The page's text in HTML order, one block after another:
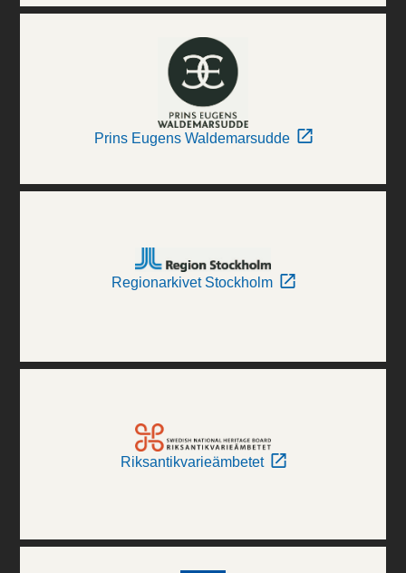
Prins Eugens Waldemarsudde
Regionarkivet Stockholm
Riksantikvarieämbetet